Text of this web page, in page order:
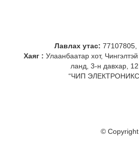
Лавлах утас: 77107805,
Хаяг : Улаанбаатар хот,
ланд, 3-н давхар, 12
“ЧИП
©